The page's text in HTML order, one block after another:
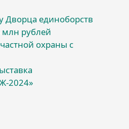
Дворца единоборств
рублей
охраны с
2024»